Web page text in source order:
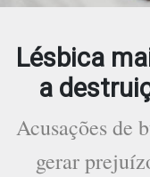
Lésbica
a
Acusações de
gerar